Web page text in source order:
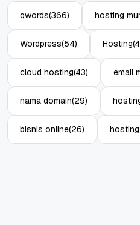
qwords(366) hosting
Wordpress(54) Hosting
cloud hosting(43) email
nama domain(29)
bisnis online(26)